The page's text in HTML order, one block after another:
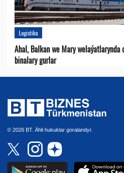
Logistika
Ahal, Balkan we Mary
binalary gurlar
© 2026 BT. Ähli hukuklar goralandyr.